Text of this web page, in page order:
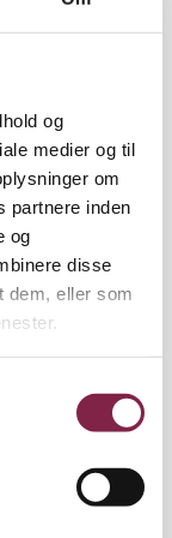
og
medier og til
om
partnere inden
og
disse
dem, eller som
fantastisk i
betyde
kommune er
til en
For at
havde
børn i
børnene i
børnene i
i forårs-
af